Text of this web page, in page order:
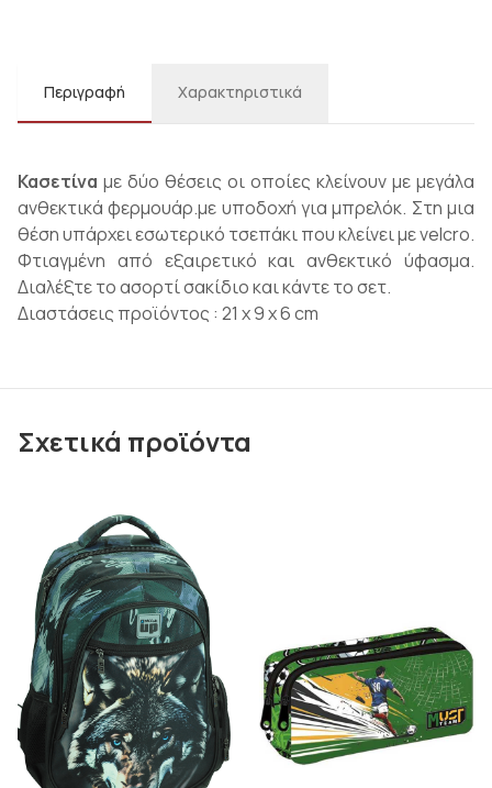
Περιγραφή Χαρακτηριστικά
Κασετίνα με δύο θέσεις οι οποίες κλείνουν με μεγάλα
ανθεκτικά φερμουάρ.με υποδοχή για μπρελόκ. Στη μια
θέση υπάρχει εσωτερικό τσεπάκι που κλείνει με velcro.
Φτιαγμένη από εξαιρετικό και ανθεκτικό ύφασμα.
Διαλέξτε το ασορτί σακίδιο και κάντε το σετ.
Διαστάσεις προϊόντος : 21 x 9 x 6 cm
Σχετικά προϊόντα